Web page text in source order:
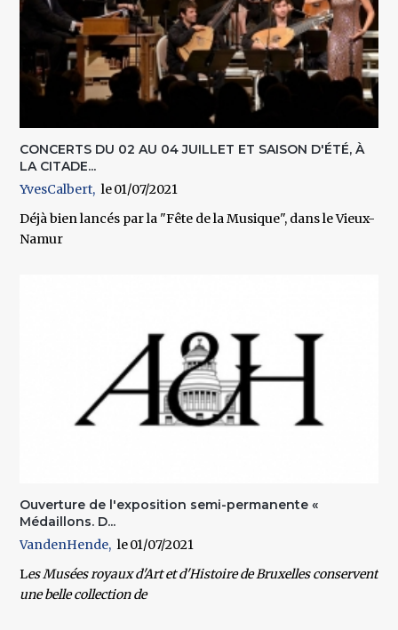
CONCERTS DU 02 AU 04 JUILLET ET SAISON D'ÉTÉ, À
LA CITADE...
YvesCalbert
01/07/2021
Déjà bien lancés par la "Fête de la Musique", dans leVieux-
Namur
Ouverture de l'exposition semi-permanente «
Médaillons. D...
VandenHende
01/07/2021
Les Musées royaux d'Art et d'Histoire de Bruxelles conservent
une belle collection de